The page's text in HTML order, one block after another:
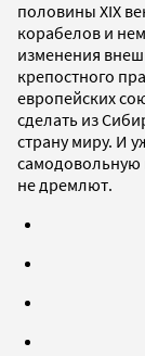
половины XIX
корабелов и
изменения
крепостного
европейских
сделать из
страну миру. И
самодовольную
не дремлют.